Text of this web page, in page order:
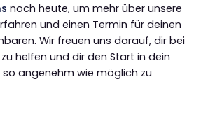
noch heute, um mehr über unsere
und einen Termin für deinen
Wir freuen uns darauf, dir bei
helfen und dir den Start in dein
angenehm wie möglich zu